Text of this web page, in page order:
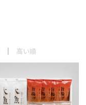
高い順